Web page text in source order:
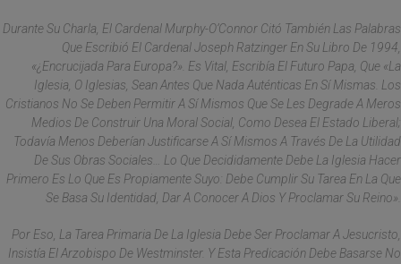
Durante Su Charla, El Cardenal Murphy-O’Connor Citó También Las Palabras
Que Escribió El Cardenal Joseph Ratzinger En Su Libro De 1994,
«¿Encrucijada Para Europa?». Es Vital, Escribía El Futuro Papa, Que «la
Iglesia, O Iglesias, Sean Antes Que Nada Auténticas En Sí Mismas. Los
Cristianos No Se Deben Permitir A Sí Mismos Que Se Les Degrade A Meros
Medios De Construir Una Moral Social, Como Desea El Estado Liberal;
Todavía Menos Deberían Justificarse A Sí Mismos A Través De La Utilidad
De Sus Obras Sociales… Lo Que Decididamente Debe La Iglesia Hacer
Primero Es Lo Que Es Propiamente Suyo: Debe Cumplir Su Tarea En La Que
Se Basa Su Identidad, Dar A Conocer A Dios Y Proclamar Su Reino».
Por Eso, La Tarea Primaria De La Iglesia Debe Ser Proclamar A Jesucristo,
Insistía El Arzobispo De Westminster. Y Esta Predicación Debe Basarse No